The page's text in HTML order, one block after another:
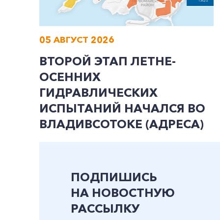
05 АВГУСТ 2026
ВТОРОЙ ЭТАП ЛЕТНЕ-
ОСЕННИХ
ГИДРАВЛИЧЕСКИХ
ИСПЫТАНИЙ НАЧАЛСЯ ВО
ВЛАДИВСОТОКЕ (АДРЕСА)
ПОДПИШИСЬ
НА НОВОСТНУЮ
РАССЫЛКУ